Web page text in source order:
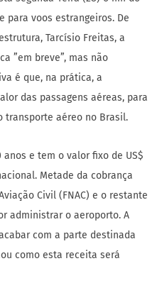
para voos estrangeiros. De
Tarcísio Freitas, a
”em breve”, mas não
é que, na prática, a
das passagens aéreas, para
transporte aéreo no Brasil.
e tem o valor fixo de US$
Metade da cobrança
Civil (FNAC) e o restante
administrar o aeroporto. A
com a parte destinada
como esta receita será